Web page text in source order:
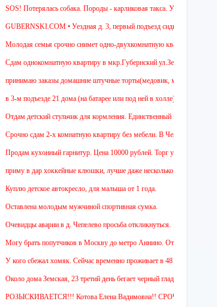
Потерялась собака. Породы - карликовая такса. Уважаемые
• Уездная д. 3, первый подъезд сидит
семья срочно снимет одно-двухкомнатную квартиру на
однокомнатную квартиру в мкр.Губернский ул.Земская. Ремонт от
заказы домашние штучные торты(медовик, муравейник,
м подъезде 21 дома (на батарее или под ней в холле) тоскует и
детский стульчик для кормления. Единственный минус - нет
сдам 2-х комнатную квартиру без мебели. В Чехове буду после
кухонный гарнитур. Цена 10000 рублей. Торг уместен.
в дар хоккейные клюшки, лучше даже несколько:)
детское автокресло, для малыша от 1 года.
молодым мужчиной спортивная сумка.
аварии в д. Чепелево просьба откликнуться.
брать попутчиков в Москву до метро Аннино. Отъезд 6.45 от
сбежал хомяк. Сейчас временно проживает в 48 квартире (9 этаж
дома Земская, 23 третий день бегает черный гладкошерстый
Котова Елена Вадимовна!! СРОЧНО